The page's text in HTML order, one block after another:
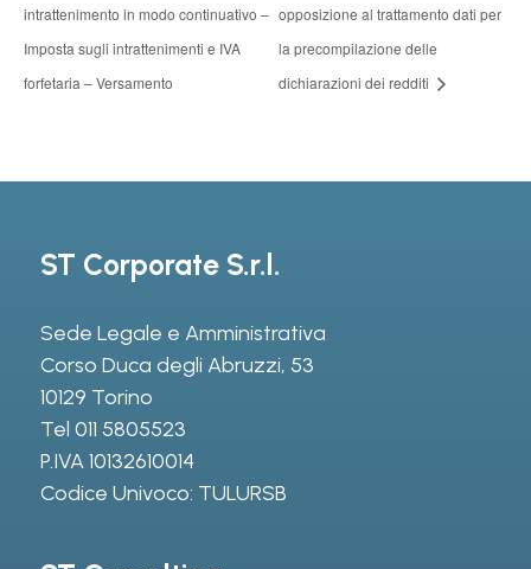
intrattenimento in modo continuativo –
Imposta sugli intrattenimenti e IVA
forfetaria – Versamento
opposizione al trattamento dati per
la precompilazione delle
dichiarazioni dei redditi
ST Corporate S.r.l.
Sede Legale e Amministrativa
Corso Duca degli Abruzzi, 53
10129 Torino
Tel 011 5805523
P.IVA 10132610014
Codice Univoco: TULURSB